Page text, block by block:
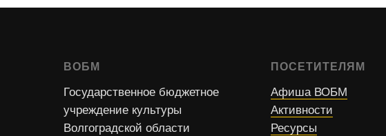
ВОБМ
Государственное бюджетное
учреждение культуры
Волгоградской области
ПОСЕТИТЕЛЯМ
Афиша ВОБМ
Активности
Ресурсы